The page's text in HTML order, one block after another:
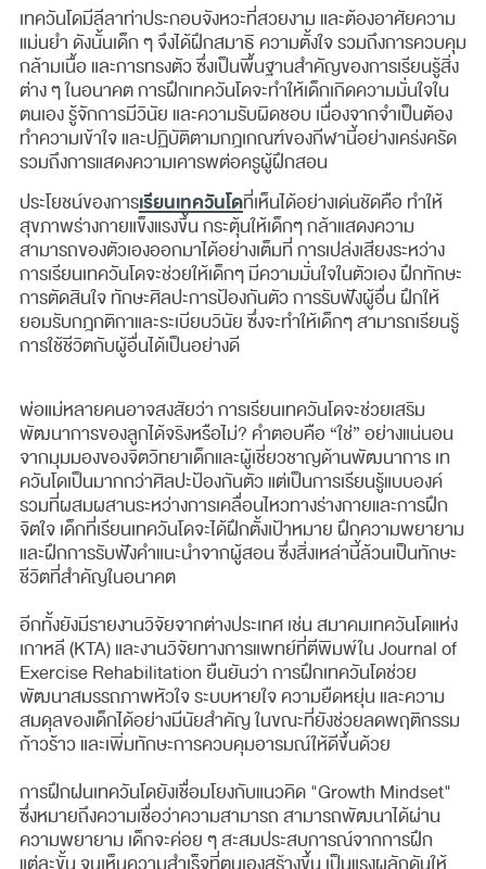
เทควันโดมีลีลาท่าประกอบจังหวะที่สวยงาม และต้องอาศัยความ
แม่นยำ ดังนั้นเด็ก ๆ จึงได้ฝึกสมาธิ ความตั้งใจ รวมถึงการควบคุม
กล้ามเนื้อ และการทรงตัว ซึ่งเป็นพื้นฐานสำคัญของการเรียนรู้สิ่ง
ต่าง ๆ ในอนาคต การฝึกเทควันโดจะทำให้เด็กเกิดความมั่นใจใน
ตนเอง รู้จักการมีวินัย และความรับผิดชอบ เนื่องจากจำเป็นต้อง
ทำความเข้าใจ และปฏิบัติตามกฎเกณฑ์ของกีฬานี้อย่างเคร่งครัด
รวมถึงการแสดงความเคารพต่อครูผู้ฝึกสอน
ประโยชน์ของการเรียนเทควันโดที่เห็นได้อย่างเด่นชัดคือ ทำให้
สุขภาพร่างกายแข็งแรงขึ้น กระตุ้นให้เด็กๆ กล้าแสดงความ
สามารถของตัวเองออกมาได้อย่างเต็มที่ การเปล่งเสียงระหว่าง
การเรียนเทควันโดจะช่วยให้เด็กๆ มีความมั่นใจในตัวเอง ฝึกทักษะ
การตัดสินใจ ทักษะศิลปะการป้องกันตัว การรับฟังผู้อื่น ฝึกให้
ยอมรับกฎกติกาและระเบียบวินัย ซึ่งจะทำให้เด็กๆ สามารถเรียนรู้
การใช้ชีวิตกับผู้อื่นได้เป็นอย่างดี
พ่อแม่หลายคนอาจสงสัยว่า การเรียนเทควันโดจะช่วยเสริม
พัฒนาการของลูกได้จริงหรือไม่? คำตอบคือ “ใช่” อย่างแน่นอน
จากมุมมองของจิตวิทยาเด็กและผู้เชี่ยวชาญด้านพัฒนาการ เท
ควันโดเป็นมากกว่าศิลปะป้องกันตัว แต่เป็นการเรียนรู้แบบองค์
รวมที่ผสมผสานระหว่างการเคลื่อนไหวทางร่างกายและการฝึก
จิตใจ เด็กที่เรียนเทควันโดจะได้ฝึกตั้งเป้าหมาย ฝึกความพยายาม
และฝึกการรับฟังคำแนะนำจากผู้สอน ซึ่งสิ่งเหล่านี้ล้วนเป็นทักษะ
ชีวิตที่สำคัญในอนาคต
อีกทั้งยังมีรายงานวิจัยจากต่างประเทศ เช่น สมาคมเทควันโดแห่ง
เกาหลี (KTA) และงานวิจัยทางการแพทย์ที่ตีพิมพ์ใน Journal of
Exercise Rehabilitation ยืนยันว่า การฝึกเทควันโดช่วย
พัฒนาสมรรถภาพหัวใจ ระบบหายใจ ความยืดหยุ่น และความ
สมดุลของเด็กได้อย่างมีนัยสำคัญ ในขณะที่ยังช่วยลดพฤติกรรม
ก้าวร้าว และเพิ่มทักษะการควบคุมอารมณ์ให้ดีขึ้นด้วย
การฝึกฝนเทควันโดยังเชื่อมโยงกับแนวคิด "Growth Mindset"
ซึ่งหมายถึงความเชื่อว่าความสามารถ สามารถพัฒนาได้ผ่าน
ความพยายาม เด็กจะค่อย ๆ สะสมประสบการณ์จากการฝึก